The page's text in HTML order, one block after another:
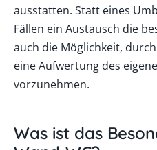
ausstatten. Statt eines
Fällen ein Austausch die
auch die Möglichkeit,
eine Aufwertung des
vorzunehmen.
Was ist das